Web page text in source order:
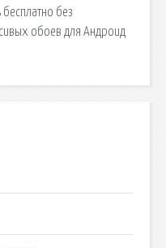
без
обоев для Андроид